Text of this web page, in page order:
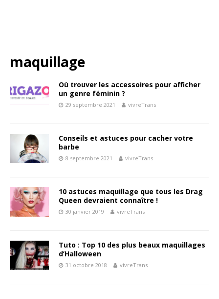
maquillage
Où trouver les accessoires pour afficher
un genre féminin ?
29 septembre 2021 vivreTrans
Conseils et astuces pour cacher votre
barbe
8 septembre 2021 vivreTrans
10 astuces maquillage que tous les Drag
Queen devraient connaître !
30 janvier 2019 vivreTrans
Tuto : Top 10 des plus beaux maquillages
d’Halloween
31 octobre 2018 vivreTrans